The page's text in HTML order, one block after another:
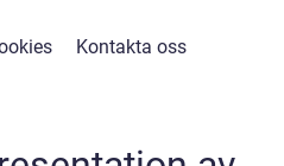
Kontakta oss